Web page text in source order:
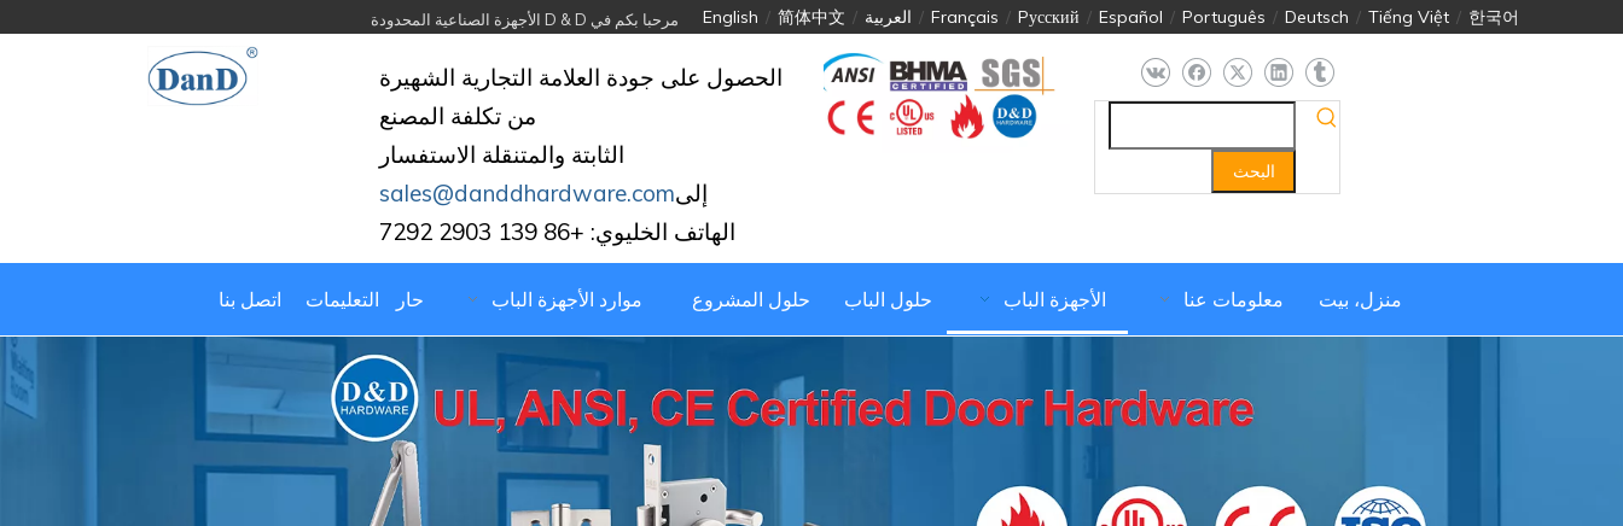
مرحبا بكم في D & D الأجهزة الصناعية المحدودة 한국어
/
Tiếng Việt
/
Deutsch
/
Português
/
Español
/
Pусский
/
Français
/ العربية /
简体中文
/
English
الحصول على جودة العلامة التجارية الشهيرة
من تكلفة المصنع
الثابتة والمتنقلة الاستفسار
إلىsales@danddhardware.com
الهاتف الخليوي: +86 139 2903 7292
البحث
منزل، بيت معلومات عنا الأجهزة الباب حلول الباب حلول المشروع موارد الأجهزة الباب حار التعليمات اتصل بنا